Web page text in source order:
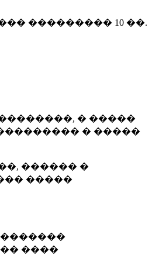
��������� 10 ��.
� �����
� �����
������ �
�����
����